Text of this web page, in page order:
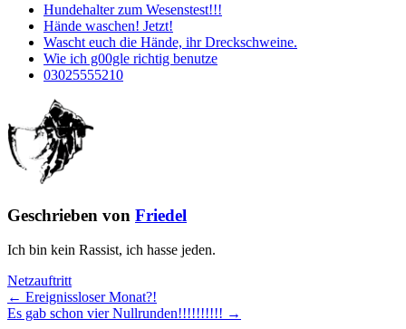
Hundehalter zum Wesenstest!!!
Hände waschen! Jetzt!
Wascht euch die Hände, ihr Dreckschweine.
Wie ich g00gle richtig benutze
03025555210
Geschrieben von Friedel
Ich bin kein Rassist, ich hasse jeden.
Netzauftritt
← Ereignissloser Monat?!
Es gab schon vier Nullrunden!!!!!!!!!! →